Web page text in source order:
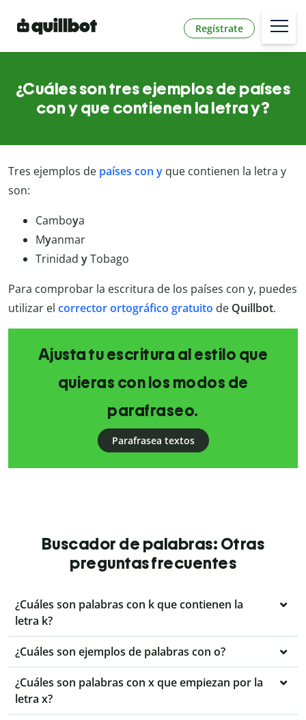
Regístrate
¿Cuáles son tres ejemplos de países
con y que contienen la letra y?
Tres ejemplos de países con y que contienen la letra y
son:
Camboya
Myanmar
Trinidad yTobago
Para comprobar la escritura de los países con y, puedes
utilizar el corrector ortográfico gratuito de Quillbot.
Ajusta tu escritura al estilo que
quieras con los modos de
parafraseo.
Parafrasea textos
Buscador de palabras: Otras
preguntas frecuentes
¿Cuáles son palabras con k que contienen la
letra k?
¿Cuáles son ejemplos de palabras con o?
¿Cuáles son palabras con x que empiezan por la
letra x?